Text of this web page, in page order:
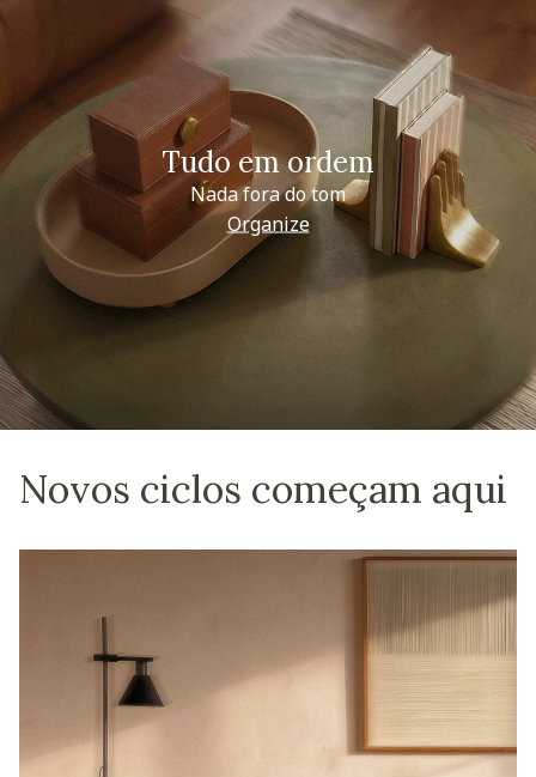
Tudo em ordem
Nada fora do tom
Organize
Novos ciclos começam aqui